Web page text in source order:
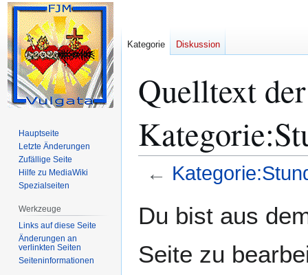
Quelltext
←
Navigation
Suche
Du bist aus
Seite zu
Kategorie Diskussion
Hauptseite
Letzte Änderungen
Zufällige Seite
Hilfe zu MediaWiki
Spezialseiten
Werkzeuge
Links auf diese Seite
Änderungen an
verlinkten Seiten
Seiten­­informationen